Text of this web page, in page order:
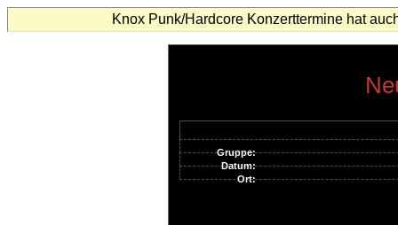
Knox Punk/Hardcore Konzerttermine hat
Gruppe:
Datum:
Ort: